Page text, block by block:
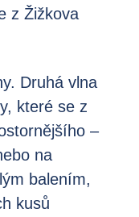
z Žižkova
Druhá vlna
které se z
–
na
balením,
kusů